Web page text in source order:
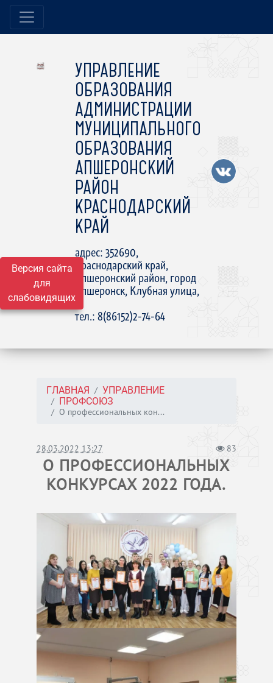
Версия сайта
для
слабовидящих
УПРАВЛЕНИЕ
ОБРАЗОВАНИЯ
АДМИНИСТРАЦИИ
МУНИЦИПАЛЬНОГО
ОБРАЗОВАНИЯ
АПШЕРОНСКИЙ
РАЙОН
КРАСНОДАРСКИЙ
КРАЙ
адрес: 352690,
Краснодарский край,
Апшеронский район, город
Апшеронск, Клубная улица,
15
тел.: 8(86152)2-74-64
ГЛАВНАЯ
УПРАВЛЕНИЕ
ПРОФСОЮЗ
О профессиональных кон...
28.03.2022 13:27 83
О ПРОФЕССИОНАЛЬНЫХ
КОНКУРСАХ 2022 ГОДА.